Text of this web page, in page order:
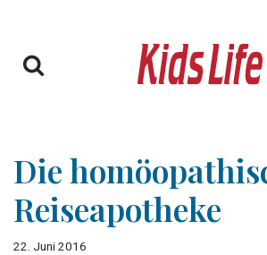
Inhalt
Die
Reiseapotheke
22. Juni 2016